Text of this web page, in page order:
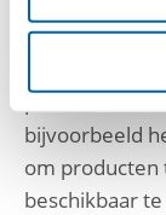
Het
scholen over
producten
bijvoorbeeld
om producten
beschikbaar